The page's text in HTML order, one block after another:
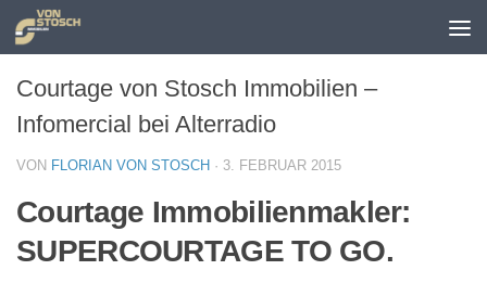
Zum Inhalt springen
Courtage von Stosch Immobilien –
Infomercial bei Alterradio
VON FLORIAN VON STOSCH · 3. FEBRUAR 2015
Courtage Immobilienmakler:
SUPERCOURTAGE TO GO.